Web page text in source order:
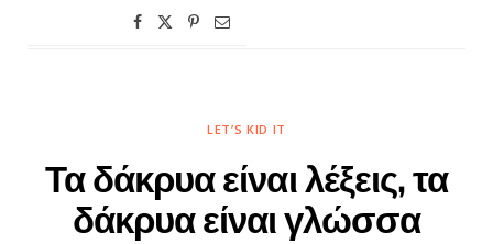
LET’S KID IT
Τα δάκρυα είναι λέξεις, τα
δάκρυα είναι γλώσσα